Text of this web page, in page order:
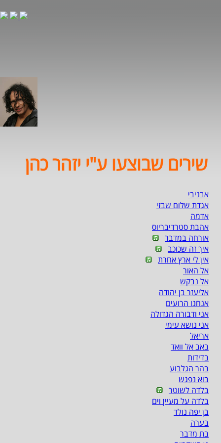
שירים שבוצעו ע"י יזהר כהן
אבניבי
אגדת שלום שבזי
אדמה
אהבת סטרדיבריוס
אורחה במדבר
איך זה שכוכב
אין לי ארץ אחרת
אל האור
אל נבקש
אליעזר בן יהודה
אנחנו הרועים
אני ודבורה הגדולה
אני נושא עימי
אריאל
באב אל וואד
בדידות
בהר הגלבוע
בוא נפגש
בלדה לשוטר
בלדה על מעיין וים
בן יפה נולד
בערה
בת מדבר